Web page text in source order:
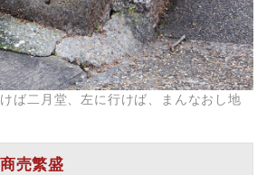
ば二月堂、左に行けば、まんなおし地
売繁盛